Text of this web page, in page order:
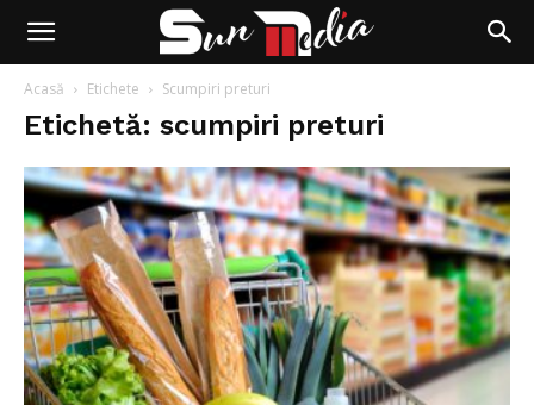
Acasă Etichete Scumpiri preturi
Etichetă: scumpiri preturi